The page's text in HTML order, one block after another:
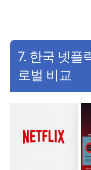
7. 한국 넷플
로벌 비교